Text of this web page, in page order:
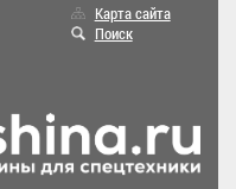
Карта сайта
Поиск